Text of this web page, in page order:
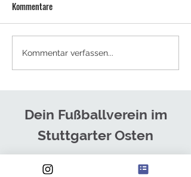
NEUES TRAINERTEAM FÜR DIE
HERREN
Kommentare
Kommentar verfassen...
Dein Fußballverein im
Stuttgarter Osten